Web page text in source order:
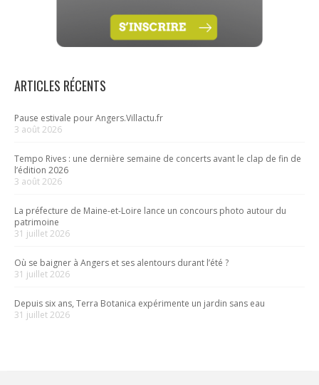
ARTICLES RÉCENTS
Pause estivale pour Angers.Villactu.fr
3 août 2026
Tempo Rives : une dernière semaine de concerts avant le clap de fin de
l’édition 2026
3 août 2026
La préfecture de Maine-et-Loire lance un concours photo autour du
patrimoine
31 juillet 2026
Où se baigner à Angers et ses alentours durant l’été ?
31 juillet 2026
Depuis six ans, Terra Botanica expérimente un jardin sans eau
31 juillet 2026